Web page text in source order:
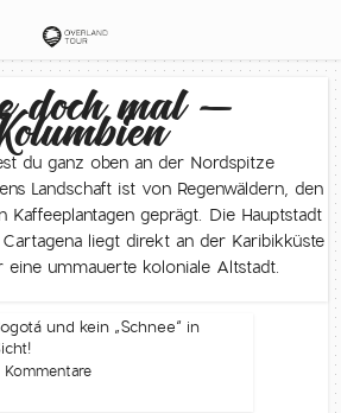
doch mal –
du ganz oben an der Nordspitze
Landschaft ist von Regenwäldern, den
Kaffeeplantagen geprägt. Die Hauptstadt
liegt direkt an der Karibikküste
ummauerte koloniale Altstadt.
und kein „Schnee“ in
Kommentare